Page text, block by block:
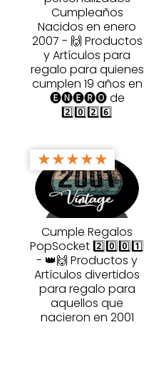
Cumpleaños
Nacidos en enero
2007 - 🙌 Productos
y Artículos para
regalo para quienes
cumplen 19 años en
🅔🅝🅔🅡🅞 de
2️⃣0️⃣2️⃣6️⃣
★★★★★
Cumple Regalos
PopSocket 2️⃣0️⃣0️⃣1️⃣
- 👑🙌 Productos y
Artículos divertidos
para regalo para
aquellos que
nacieron en 2001